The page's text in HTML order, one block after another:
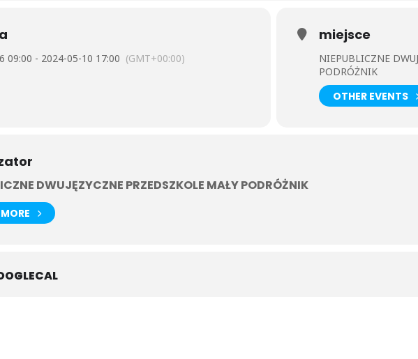
Państwa do śledzenia naszych dydaktycznych wydarzeń na Facebook i Instagram – mile
09:00 - 2024-05-10 17:00 (GMT+00:00)
miejsce
NIEPUBLICZNE
PODRÓŻNIK
OTHER EVENTS
DWUJĘZYCZNE PRZEDSZKOLE MAŁY PODRÓŻNIK